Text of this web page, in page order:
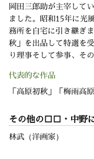
岡田三郎助が主宰して
ました。昭和15年に光
務所を自宅に引き継ぎ
秋」を出品して特選を
り理事そして参事、そ
代表的な作品
高原初秋
梅雨高原
その他の□□・中野
林武（洋画家）